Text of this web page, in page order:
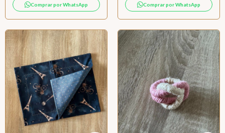
Comprar por WhatsApp Comprar por WhatsApp